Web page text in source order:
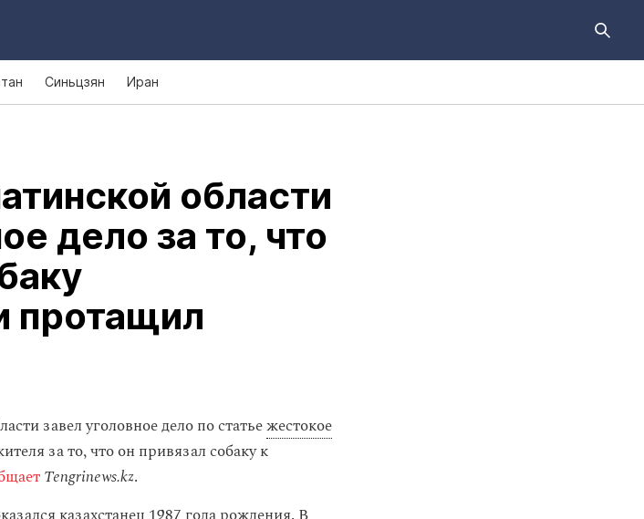
Синьцзян Иран
области
дело за то, что
протащил
завел уголовное дело по статьежестокое
за то, что он привязал собаку к
Tengrinews.kz.